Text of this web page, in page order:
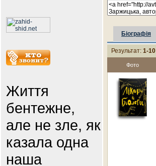
Життя
бентежне,
але не зле, як
казала одна
наша
Біографія
Результат: 1-10
Фото